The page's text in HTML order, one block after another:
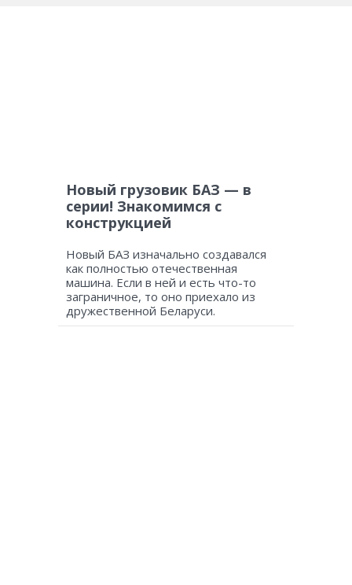
Новый грузовик БАЗ — в
серии! Знакомимся с
конструкцией
Новый БАЗ изначально создавался
как полностью отечественная
машина. Если в ней и есть что-то
заграничное, то оно приехало из
дружественной Беларуси.